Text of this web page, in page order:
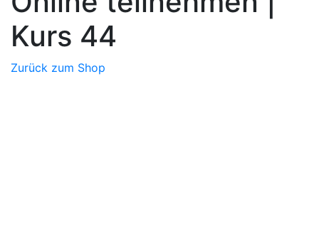
Kurs 44
Zurück zum Shop